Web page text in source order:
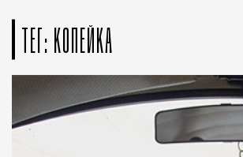
ТЕГ: КОПЕЙКА